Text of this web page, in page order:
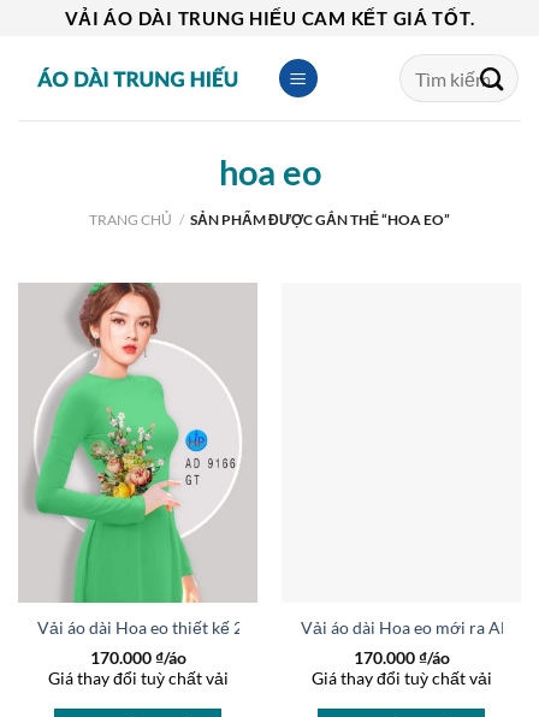
content
VẢI ÁO DÀI TRUNG HIẾU CAM KẾT GIÁ TỐT.
Tìm
kiếm:
hoa eo
TRANG CHỦ / SẢN PHẨM ĐƯỢC GẮN THẺ “HOA EO”
Vải áo dài Hoa eo thiết kế 2020 AD 9166
170.000₫/áo
Giá thay đổi tuỳ chất vải
Vải áo dài Hoa eo mới ra AD
170.000₫/áo
Giá thay đổi tuỳ chất vải